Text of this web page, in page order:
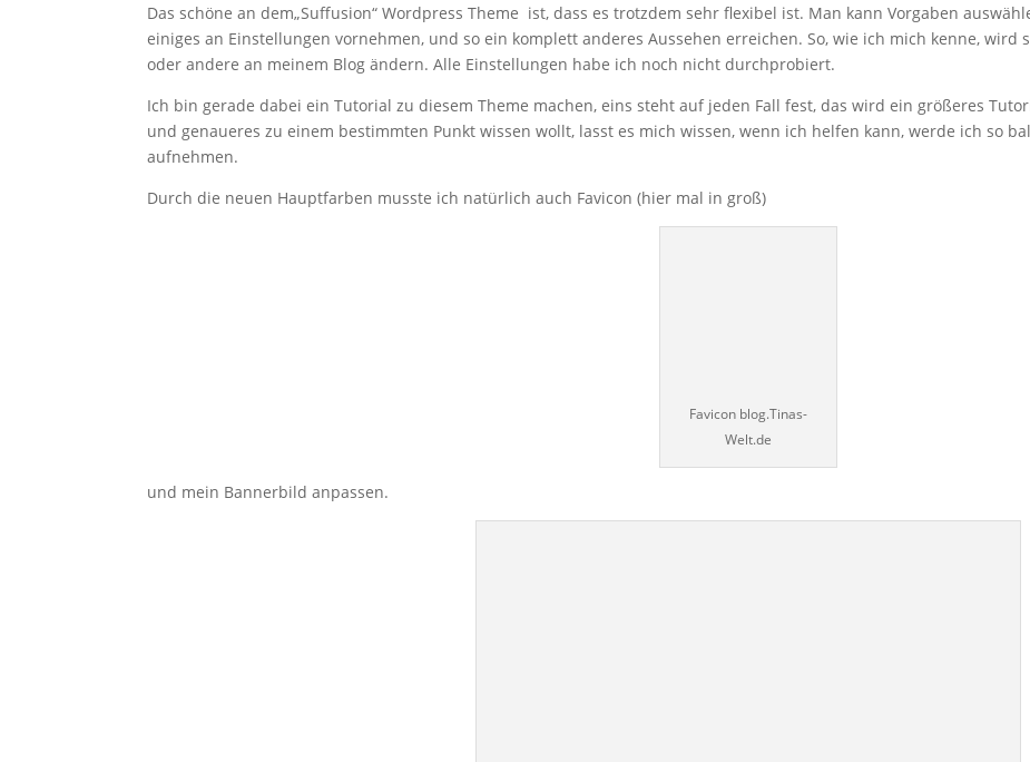
Das schöne an dem„Suffusion“ Wordpress Theme ist, dass es trotzdem sehr flexibel ist. Man kann Vorgaben
einiges an Einstellungen vornehmen, und so ein komplett anderes Aussehen erreichen. So, wie ich mich kenne, wird
oder andere an meinem Blog ändern. Alle Einstellungen habe ich noch nicht durchprobiert.
Ich bin gerade dabei ein Tutorial zu diesem Theme machen, eins steht auf jeden Fall fest, das wird ein größeres
und genaueres zu einem bestimmten Punkt wissen wollt, lasst es mich wissen, wenn ich helfen kann, werde ich so
aufnehmen.
Durch die neuen Hauptfarben musste ich natürlich auch Favicon (hier mal in groß)
Favicon blog.Tinas-
Welt.de
und mein Bannerbild anpassen.